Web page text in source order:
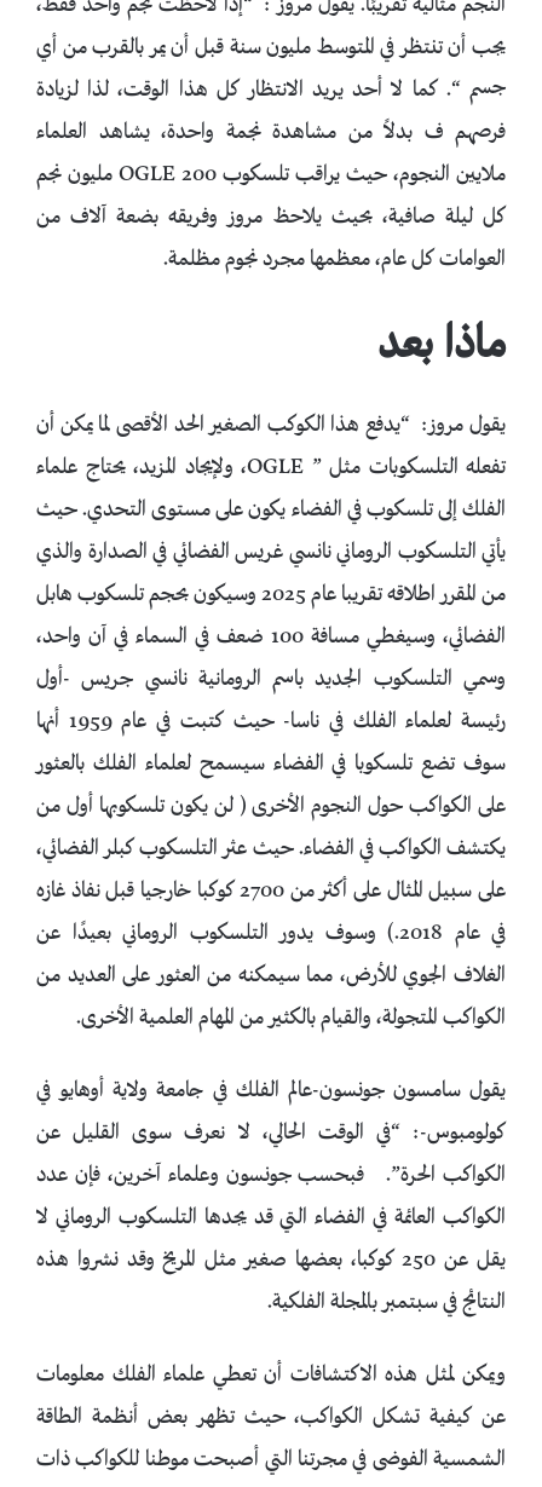
النجم مثالية تقريبًا. يقول مروز : “إذا لاحظت نجم واحد فقط،
يجب أن تنتظر في المتوسط ​​مليون سنة قبل أن يمر بالقرب من أي
جسم “. كما لا أحد يريد الانتظار كل هذا الوقت، لذا لزيادة
فرصهم ف بدلاً من مشاهدة نجمة واحدة، يشاهد العلماء
ملايين النجوم، حيث يراقب تلسكوب OGLE 200 مليون نجم
كل ليلة صافية، بحيث يلاحظ مروز وفريقه بضعة آلاف من
العوامات كل عام، معظمها مجرد نجوم مظلمة.
ماذا بعد
يقول مروز: “يدفع هذا الكوكب الصغير الحد الأقصى لما يمكن أن
تفعله التلسكوبات مثل ” OGLE، ولإيجاد المزيد، يحتاج علماء
الفلك إلى تلسكوب في الفضاء يكون على مستوى التحدي. حيث
يأتي التلسكوب الروماني نانسي غريس الفضائي في الصدارة والذي
من المقرر اطلاقه تقريبا عام 2025 وسيكون بحجم تلسكوب هابل
الفضائي، وسيغطي مسافة 100 ضعف في السماء في آن واحد،
وسمي التلسكوب الجديد باسم الرومانية نانسي جريس -أول
رئيسة لعلماء الفلك في ناسا- حيث كتبت في عام 1959 أنها
سوف تضع تلسكوبا في الفضاء سيسمح لعلماء الفلك بالعثور
على الكواكب حول النجوم الأخرى ( لن يكون تلسكوبها أول من
يكتشف الكواكب في الفضاء. حيث عثر التلسكوب كبلر الفضائي،
على سبيل المثال على أكثر من 2700 كوكبا خارجيا قبل نفاذ غازه
في عام 2018.) وسوف يدور التلسكوب الروماني بعيدًا عن
الغلاف الجوي للأرض، مما سيمكنه من العثور على العديد من
الكواكب المتجولة، والقيام بالكثير من المهام العلمية الأخرى.
يقول سامسون جونسون-عالم الفلك في جامعة ولاية أوهايو في
كولومبوس-: “في الوقت الحالي، لا نعرف سوى القليل عن
الكواكب الحرة”. فبحسب جونسون وعلماء آخرين، فإن عدد
الكواكب العائمة في الفضاء التي قد يجدها التلسكوب الروماني لا
يقل عن 250 كوكبا، بعضها صغير مثل المريخ وقد نشروا هذه
النتائج في سبتمبر بالمجلة الفلكية.
ويمكن لمثل هذه الاكتشافات أن تعطي علماء الفلك معلومات
عن كيفية تشكل الكواكب، حيث تظهر بعض أنظمة الطاقة
الشمسية الفوضى في مجرتنا التي أصبحت موطنا للكواكب ذات